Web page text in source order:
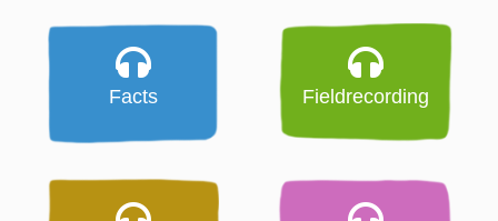
Facts Fieldrecording